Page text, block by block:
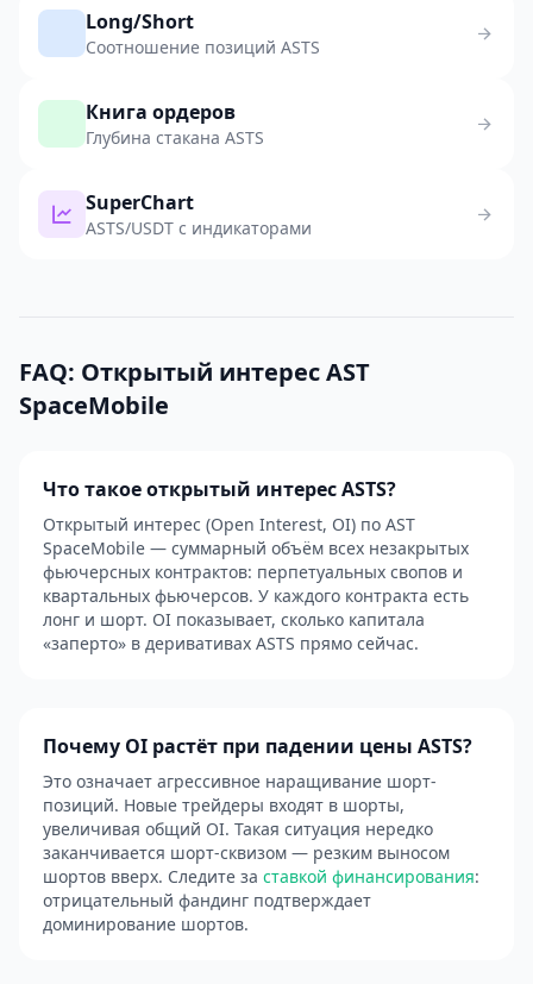
Long/Short
Соотношение позиций ASTS
Книга ордеров
Глубина стакана ASTS
SuperChart
ASTS/USDT с индикаторами
FAQ: Открытый интерес AST
SpaceMobile
Что такое открытый интерес ASTS?
Открытый интерес (Open Interest, OI) по AST
SpaceMobile — суммарный объём всех незакрытых
фьючерсных контрактов: перпетуальных свопов и
квартальных фьючерсов. У каждого контракта есть
лонг и шорт. OI показывает, сколько капитала
«заперто» в деривативах ASTS прямо сейчас.
Почему OI растёт при падении цены ASTS?
Это означает агрессивное наращивание шорт-
позиций. Новые трейдеры входят в шорты,
увеличивая общий OI. Такая ситуация нередко
заканчивается шорт-сквизом — резким выносом
шортов вверх. Следите за ставкой финансирования:
отрицательный фандинг подтверждает
доминирование шортов.